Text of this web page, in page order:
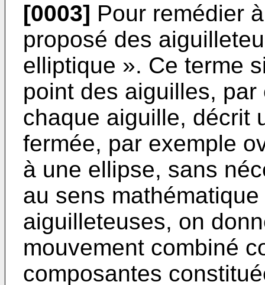
[0003] Pour remédier
proposé des
elliptique ». Ce terme
point des aiguilles,
chaque aiguille, décrit
fermée, par exemple
à une ellipse, sans
au sens
aiguilleteuses, on
mouvement combiné
composantes